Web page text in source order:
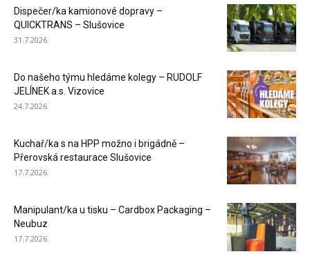
Dispečer/ka kamionové dopravy –
QUICKTRANS – Slušovice
31.7.2026
Do našeho týmu hledáme kolegy – RUDOLF
JELÍNEK a.s. Vizovice
24.7.2026
Kuchař/ka s na HPP možno i brigádně –
Přerovská restaurace Slušovice
17.7.2026
Manipulant/ka u tisku – Cardbox Packaging –
Neubuz
17.7.2026